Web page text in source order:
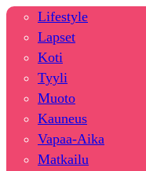
Lifestyle
Lapset
Koti
Tyyli
Muoto
Kauneus
Vapaa-Aika
Matkailu